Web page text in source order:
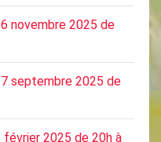
novembre 2025 de
septembre 2025 de
2025 de 20h à